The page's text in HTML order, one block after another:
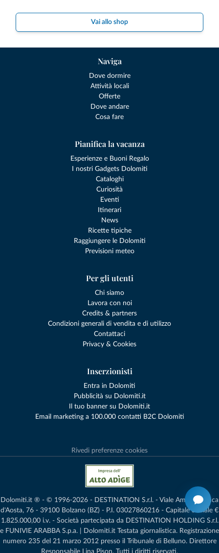
Vai allo shop
Naviga
Dove dormire
Attività locali
Offerte
Dove andare
Cosa fare
Pianifica la vacanza
Esperienze e Buoni Regalo
I nostri Gadgets Dolomiti
Cataloghi
Curiosità
Eventi
Itinerari
News
Ricette tipiche
Raggiungere le Dolomiti
Previsioni meteo
Per gli utenti
Chi siamo
Lavora con noi
Credits & partners
Condizioni generali di vendita e di utilizzo
Contattaci
Privacy & Cookies
Inserzionisti
Entra in Dolomiti
Pubblicità su Dolomiti.it
Il tuo banner su Dolomiti.it
Email marketing a 100.000 contatti B2C Dolomiti
Rivedi preferenze cookies
Dolomiti.it ® - © 1996-2026 - DESTINATION S.r.l. - Viale Amedeo Duca
d'Aosta, 76 - 39100 Bolzano (BZ) - P.I. 03027860216 - Capitale Sociale €
1.825.000,00 i.v. - Società partecipata da DESTINATION HOLDING S.r.l.
e FUNIVIE ARABBA S.p.a. | Dolomiti.it Testata giornalistica. Registrazione
numero 235 del 21 marzo 2012 presso il Tribunale di Belluno.­ Direttore